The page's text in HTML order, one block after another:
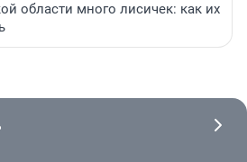
области много лисичек: как их